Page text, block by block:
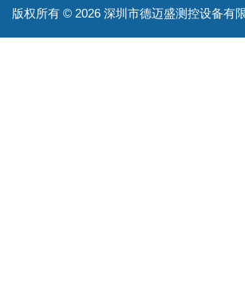
版权所有 © 2026 深圳市德迈盛测控设备